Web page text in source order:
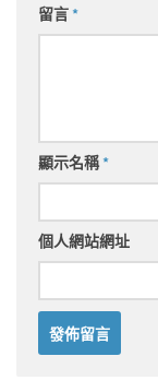
留言*
顯示名稱*
個人網站網址